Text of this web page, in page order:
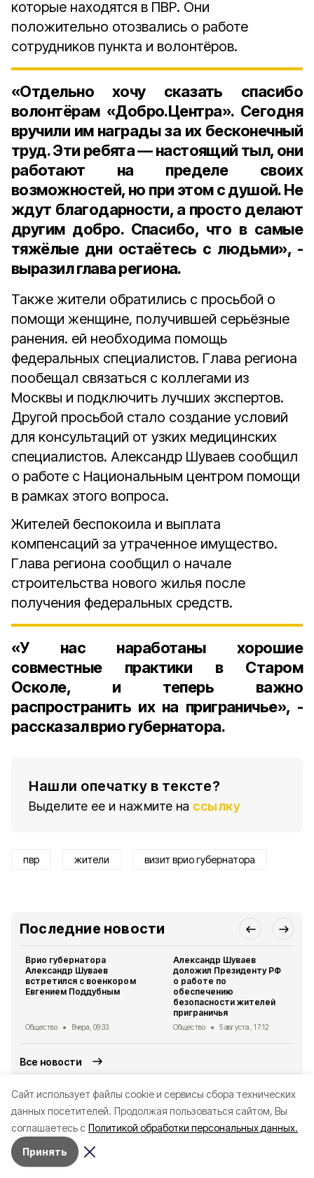
Cайт использует файлы cookie и сервисы сбора технических
данных посетителей. Продолжая пользоваться сайтом, Вы
соглашаетесь с Политикой обработки персональных данных.
Принять
которые находятся в ПВР. Они
положительно отозвались о работе
сотрудников пункта и волонтёров.
«Отдельно хочу сказать спасибо
волонтёрам «Добро.Центра». Сегодня
вручили им награды за их бесконечный
труд. Эти ребята — настоящий тыл, они
работают на пределе своих
возможностей, но при этом с душой. Не
ждут благодарности, а просто делают
другим добро. Спасибо, что в самые
тяжёлые дни остаётесь с людьми», -
выразил глава региона.
Также жители обратились с просьбой о
помощи женщине, получившей серьёзные
ранения. ей необходима помощь
федеральных специалистов. Глава региона
пообещал связаться с коллегами из
Москвы и подключить лучших экспертов.
Другой просьбой стало создание условий
для консультаций от узких медицинских
специалистов. Александр Шуваев сообщил
о работе с Национальным центром помощи
в рамках этого вопроса.
Жителей беспокоила и выплата
компенсаций за утраченное имущество.
Глава региона сообщил о начале
строительства нового жилья после
получения федеральных средств.
«У нас наработаны хорошие
совместные практики в Старом
Осколе, и теперь важно
распространить их на приграничье», -
рассказал врио губернатора.
Нашли опечатку в тексте?
Выделите ее и нажмите на ссылку
пвр жители визит врио губернатора
Последние новости
Врио губернатора
Александр Шуваев
встретился с военкором
Евгением Поддубным
Общество Вчера, 09:33
Александр Шуваев
доложил Президенту РФ
о работе по
обеспечению
безопасности жителей
приграничья
Общество 5 августа , 17:12
Все новости
Читайте также